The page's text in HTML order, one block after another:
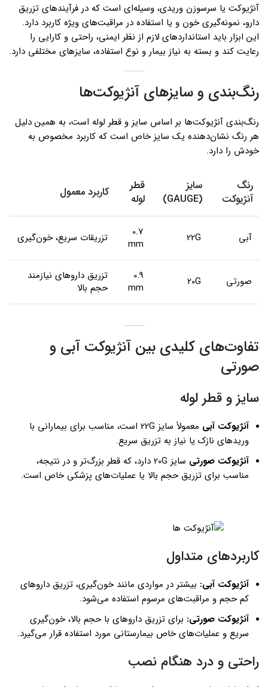
آنژیوکت یا سرسوزن وریدی، وسیله‌ای است که در فرآیندهای تزریق
دارو، نمونه‌گیری خون و یا استفاده در مراقبت‌های ویژه کاربرد دارد.
این ابزار باید استانداردهای لازم از نظر ایمنی، راحتی و کارایی را
رعایت کند و بسته به نیاز بیمار و نوع استفاده، سایزهای مختلفی دارد.
رنگ‌بندی و سایزهای آنژیوکت‌ها
رنگ‌بندی آنژیوکت‌ها بر اساس سایز و قطر لوله است، به همین دلیل
هر رنگ نشان‌دهنده یک سایز خاص است که کاربرد مخصوص به
خودش را دارد.
رنگ
آنژیوکت
سایز
(GAUGE)
قطر
لوله
کاربرد معمول
آبی 22G
0.7
mm
تزریقات سریع، خون‌گیری
صورتی 20G
0.9
mm
تزریق داروهای نیازمند
حجم بالا
تفاوت‌های کلیدی بین آنژیوکت آبی و
صورتی
سایز و قطر لوله
آنژیوکت آبی
معمولاً سایز 22G است، مناسب برای بیمارانی با
وریدهای نازک یا نیاز به تزریق سریع.
آنژیوکت صورتی
سایز 20G دارد، که قطر بزرگ‌تر و در نتیجه،
مناسب برای تزریق حجم بالا یا عملیات‌های پزشکی خاص است.
کاربردهای متداول
آنژیوکت آبی: بیشتر در مواردی مانند خون‌گیری، تزریق داروهای
کم حجم و مراقبت‌های مرسوم استفاده می‌شود.
آنژیوکت صورتی: برای تزریق داروهای با حجم بالا، خون‌گیری
سریع و عملیات‌های خاص بیمارستانی مورد استفاده قرار می‌گیرد.
راحتی و درد هنگام نصب